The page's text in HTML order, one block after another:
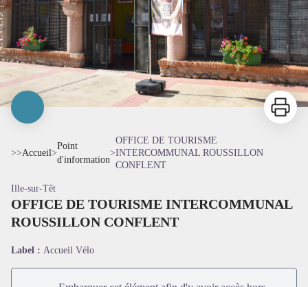
Voir l'image en plein écran
Imprimer
>>Accueil>
Point
d'information
>
OFFICE DE TOURISME
INTERCOMMUNAL ROUSSILLON
CONFLENT
Ille-sur-Têt
OFFICE DE TOURISME INTERCOMMUNAL
ROUSSILLON CONFLENT
Label : Accueil Vélo